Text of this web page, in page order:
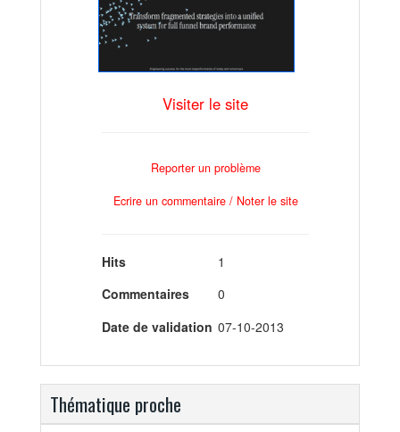
Visiter le site
Reporter un problème
Ecrire un commentaire / Noter le site
Hits
1
Commentaires
0
Date de validation 07-10-2013
Thématique proche